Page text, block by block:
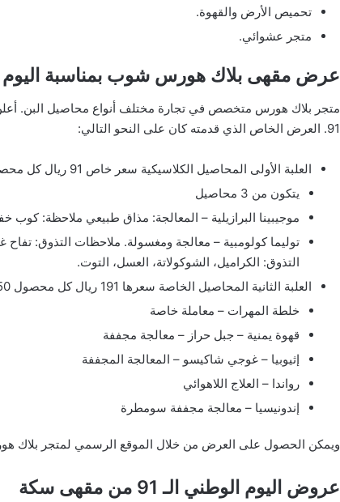
تحميص الأرض والقهوة.
متجر عشوائي.
عرض مقهى بلاك هورس شوب بمناسبة اليوم
متجر بلاك هورس متخصص في تجارة مختلف أنواع محاصيل البن.
91. العرض الخاص الذي قدمته كان على النحو التالي:
العلبة الأولى المحاصيل الكلاسيكية سعر خاص 91 ريال كل محصول 250 جرام
يتكون من 3 محاصيل
موجيبينا البرازيلية – المعالجة: مذاق طبيعي ملاحظة: كوب
توليما كولومبية – معالجة ومغسولة. ملاحظات التذوق:
التذوق: الكراميل، الشوكولاتة، العسل، التوت.
العلبة الثانية المحاصيل الخاصة سعرها 191 ريال كل محصول 250 جرام مكون من 5 محاصيل وهي
خلطة المهرات – معاملة خاصة
قهوة يمنية – جبل حراز – معالجة مجففة
إثيوبيا – غوجي شاكيسو – المعالجة المجففة
رواندا – العلاج اللاهوائي
إندونيسيا – معالجة مجففة سومطرة
ويمكن الحصول على العرض من خلال الموقع الرسمي لمتجر بلاك
عروض اليوم الوطني الـ 91 من مقهى سكة